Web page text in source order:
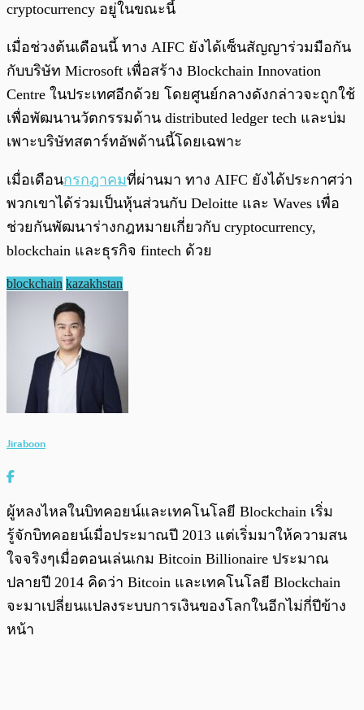
cryptocurrency อยู่ในขณะนี้
เมื่อช่วงต้นเดือนนี้ ทาง AIFC ยังได้เซ็นสัญญาร่วมมือกัน
กับบริษัท Microsoft เพื่อสร้าง Blockchain Innovation
Centre ในประเทศอีกด้วย โดยศูนย์กลางดังกล่าวจะถูกใช้
เพื่อพัฒนานวัตกรรมด้าน distributed ledger tech และบ่ม
เพาะบริษัทสตาร์ทอัพด้านนี้โดยเฉพาะ
เมื่อเดือนกรกฎาคมที่ผ่านมา ทาง AIFC ยังได้ประกาศว่า
พวกเขาได้ร่วมเป็นหุ้นส่วนกับ Deloitte และ Waves เพื่อ
ช่วยกันพัฒนาร่างกฎหมายเกี่ยวกับ cryptocurrency,
blockchain และธุรกิจ fintech ด้วย
blockchain kazakhstan
Jiraboon
ผู้หลงไหลในบิทคอยน์และเทคโนโลยี Blockchain เริ่ม
รู้จักบิทคอยน์เมื่อประมาณปี 2013 แต่เริ่มมาให้ความสน
ใจจริงๆเมื่อตอนเล่นเกม Bitcoin Billionaire ประมาณ
ปลายปี 2014 คิดว่า Bitcoin และเทคโนโลยี Blockchain
จะมาเปลี่ยนแปลงระบบการเงินของโลกในอีกไม่กี่ปีข้าง
หน้า